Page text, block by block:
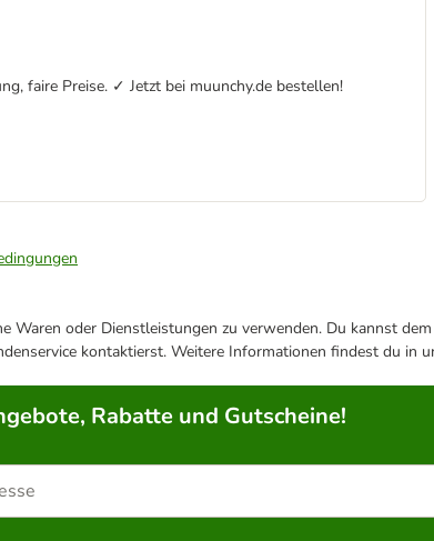
faire Preise. ✓ Jetzt bei muunchy.de bestellen!
oder Dienstleistungen zu verwenden. Du kannst
kontaktierst. Weitere Informationen findest du in
Rabatte und Gutscheine!